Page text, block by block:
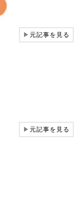
▶元記事を見る
▶元記事を見る